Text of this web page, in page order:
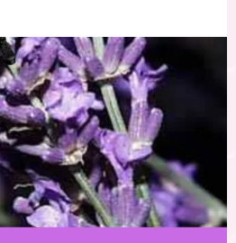
Study』
の主な活動先リンク集